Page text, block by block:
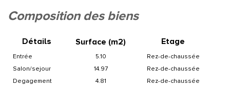
la ville de marseille (13015)
+
−
composition des biens
Détails Surface (m2) Etage
entrée 5.10
Rez-de-chaussée
salon/sejour
14.97
Rez-de-chaussée
degagement
4.81
Rez-de-chaussée